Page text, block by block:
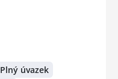
Plný úvazek